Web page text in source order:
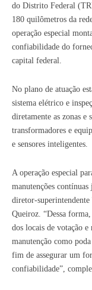
do Distrito Federal
180 quilômetros da
operação especial
confiabilidade do
capital federal.
No plano de atuação
sistema elétrico e
diretamente as zonas e
transformadores e
e sensores inteligentes.
A operação especial
manutenções
diretor-
Queiroz. “Dessa forma,
dos locais de votação e
manutenção como
fim de assegurar um
confiabilidade”,